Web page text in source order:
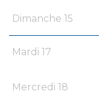
Dimanche 15
Mardi 17
Mercredi 18